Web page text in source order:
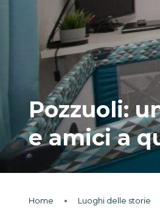
Pozzuoli:
e amici a
Home Luoghi delle storie